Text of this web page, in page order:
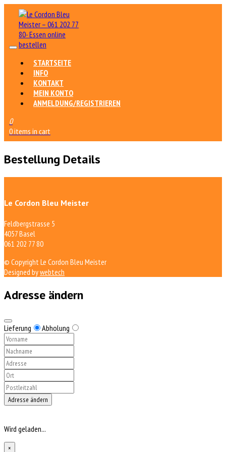
STARTSEITE
INFO
KONTAKT
MEIN KONTO
ANMELDUNG/REGISTRIEREN
0
0 items in cart
Bestellung Details
Le Cordon Bleu Meister
Feldbergstrasse 5
4057 Basel
061 202 77 80
© Copyright Le Cordon Bleu Meister
Designed bywebtech
Adresse ändern
Lieferung Abholung
Adresse ändern
Wird geladen...
×